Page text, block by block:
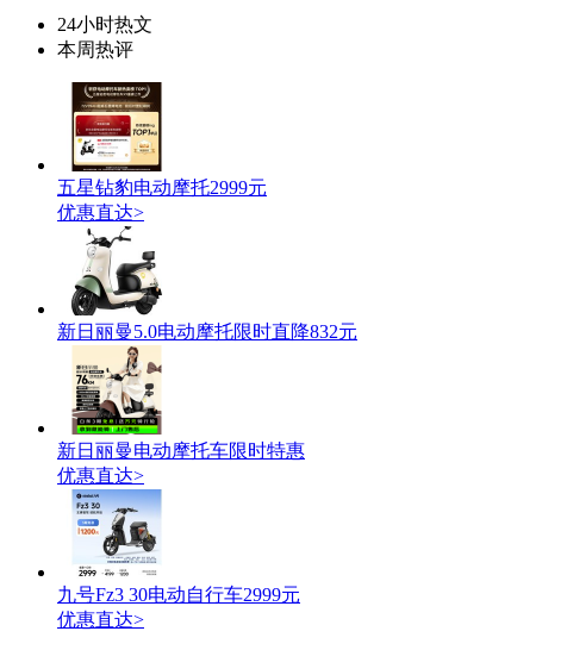
24小时热文
本周热评
五星钻豹电动摩托2999元
优惠直达>
新日丽曼5.0电动摩托限时直降832元
新日丽曼电动摩托车限时特惠
优惠直达>
九号Fz3 30电动自行车2999元
优惠直达>